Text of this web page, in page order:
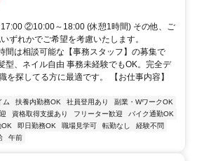
②10:00～18:00 (休憩1時間) その他、ご
ずれかでご希望を考慮いたします。
間は相談可能な【事務スタッフ】の募集で
型、ネイル自由 事務未経験でもOK。完全デ
を探してる方に最適です。 【お仕事内容】
ム 扶養内勤務OK 社員登用あり
副業・WワークOK
資格取得支援あり フリーター歓迎
バイク通勤OK
OK 即日勤務OK 職場見学可 転勤なし
経験不問
午前